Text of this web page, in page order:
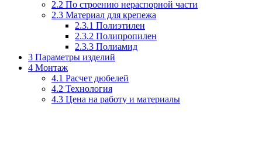
2.2 По строению нераспорной части
2.3 Материал для крепежа
2.3.1 Полиэтилен
2.3.2 Полипропилен
2.3.3 Полиамид
3 Параметры изделий
4 Монтаж
4.1 Расчет дюбелей
4.2 Технология
4.3 Цена на работу и материалы